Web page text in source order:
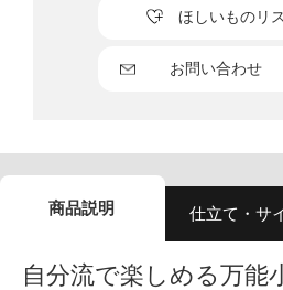
お問い合わせ
ほしいものリ
商品説明 仕立て・サ
自分流で楽しめる万能